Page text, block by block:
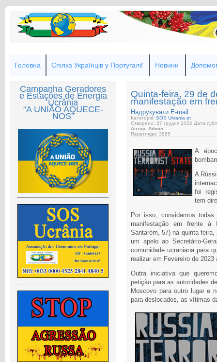
Головна Спілка Українців у Португалії Новини
Campanha Geradores
e Estações de Energia
Ucrânia
“A UNIÃO AQUECE-
NOS”
Quinta-feira, 29 de
manifestação em
Надрукувати E-mail
Категорія: SOS Ukrania pt
Створено: 27 грудня 2022 Дата
Автор: Admin
Перегляди: 3885
A
A
foi
tem
Por isso, convidamos
manifestação em frente à
Santarém, 57) na quinta-
um apelo ao Secretário-
comunidade ucraniana para
realizar em Fevereiro de
Outra iniciativa que
petição para as autoridades
Moscovo para outro lugar e
para deslocados, as vítimas